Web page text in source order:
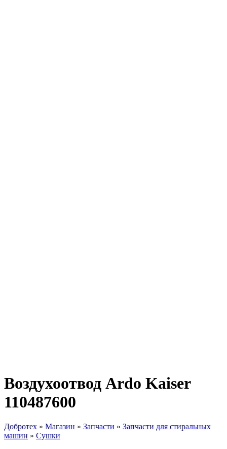
Воздухоотвод Ardo Kaiser
110487600
Добротех » Магазин » Запчасти » Запчасти для стиральных
машин » Сушки